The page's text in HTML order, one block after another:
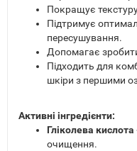
Покращує
Підтримує
пересушування.
Допомагає
Підходить для
шкіри з першими
Активні інгредієнти:
Гліколева кислота
очищення.